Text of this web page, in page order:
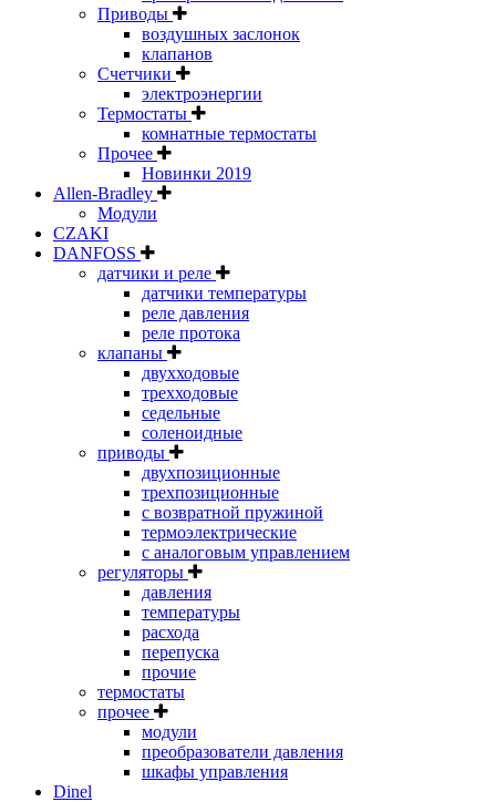
Приводы
воздушных заслонок
клапанов
Счетчики
электроэнергии
Термостаты
комнатные термостаты
Прочее
Новинки 2019
Allen-Bradley
Модули
CZAKI
DANFOSS
датчики и реле
датчики температуры
реле давления
реле протока
клапаны
двухходовые
трехходовые
седельные
соленоидные
приводы
двухпозиционные
трехпозиционные
с возвратной пружиной
термоэлектрические
с аналоговым управлением
регуляторы
давления
температуры
расхода
перепуска
прочие
термостаты
прочее
модули
преобразователи давления
шкафы управления
Dinel